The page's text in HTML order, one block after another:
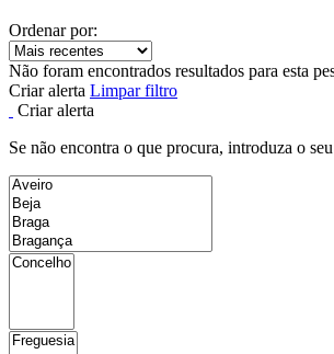
Ordenar por:
Não foram encontrados resultados para esta
Criar alerta Limpar filtro
Criar alerta
Se não encontra o que procura, introduza o